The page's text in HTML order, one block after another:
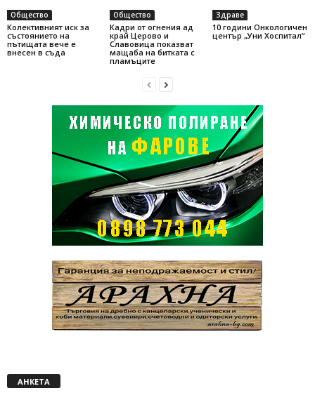
Общество
Колективният иск за
състоянието на
пътищата вече е
внесен в съда
Общество
Кадри от огнения ад
край Церово и
Славовица показват
мащаба на битката с
пламъците
Здраве
10 години Онкологичен
център „Уни Хоспитал“
АНКЕТА